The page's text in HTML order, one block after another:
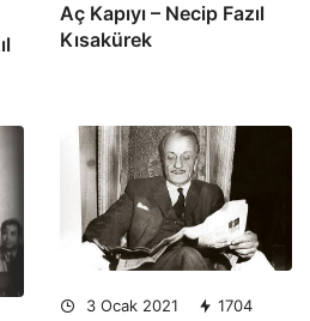
Aç Kapıyı – Necip Fazıl
Kısakürek
3 Ocak 2021 1704